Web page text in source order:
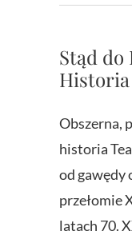
Stąd do
Obszerna,
historia
od gawędy
przełomie
latach 70.